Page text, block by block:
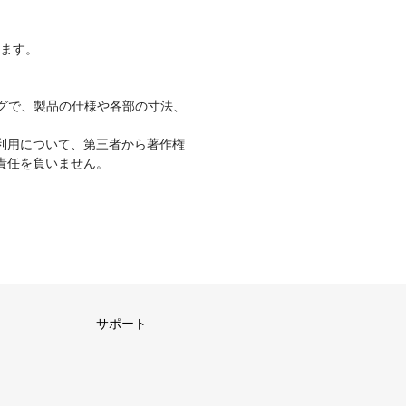
す。
、製品の仕様や各部の寸法、
用について、第三者から著作権
を負いません。
サポート